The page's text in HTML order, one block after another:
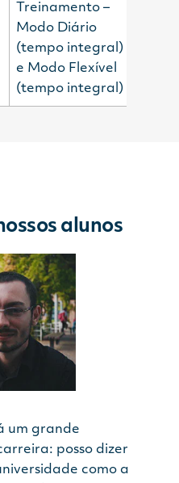
Treinamento –
Modo Diário
(tempo integral)
e Modo Flexível
(tempo integral)
alunos
um grande
posso dizer
como a